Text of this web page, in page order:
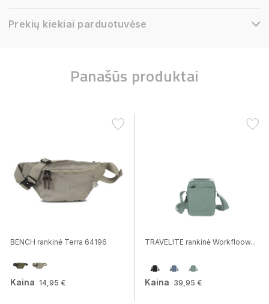
Prekių kiekiai parduotuvėse
Panašūs produktai
BENCH rankinė Terra 64196
Kaina 14,95 €
TRAVELITE rankinė Workfloow...
Kaina 39,95 €